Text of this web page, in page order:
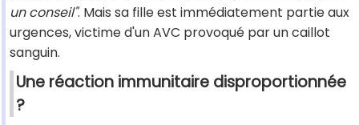
un conseil". Mais sa fille est immédiatement partie aux
urgences, victime d'un AVC provoqué par un caillot
sanguin.
Une réaction immunitaire disproportionnée
?